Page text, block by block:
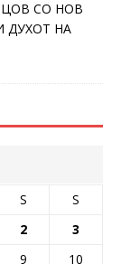
СО НОВ
ДУХОТ НА
S
S
2
3
9
10